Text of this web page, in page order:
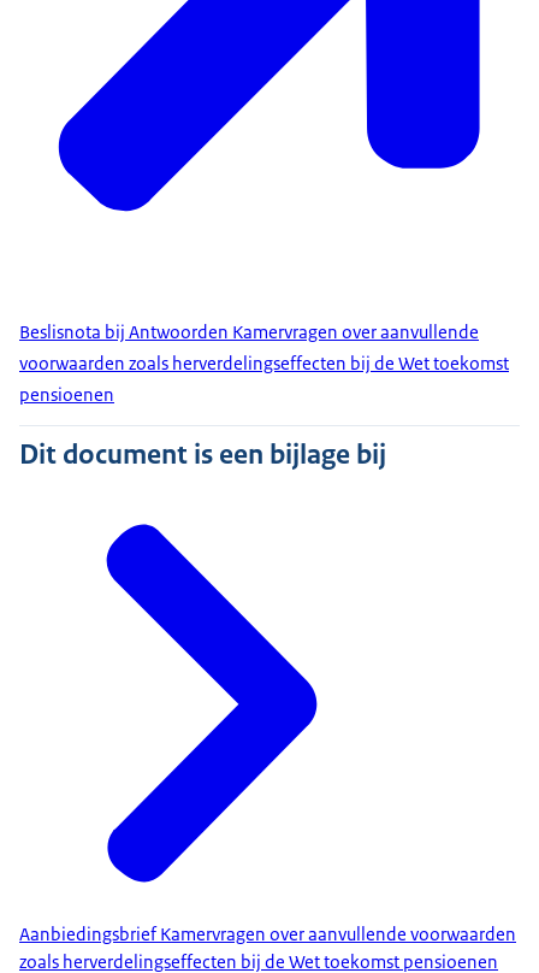
Beslisnota bij Antwoorden Kamervragen over aanvullende
voorwaarden zoals herverdelingseffecten bij de Wet toekomst
pensioenen
Dit document is een bijlage bij
Aanbiedingsbrief Kamervragen over aanvullende voorwaarden
zoals herverdelingseffecten bij de Wet toekomst pensioenen